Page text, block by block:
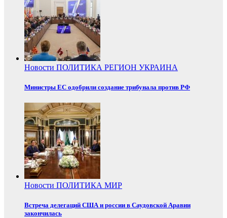
Новости ПОЛИТИКА РЕГИОН УКРАИНА
Министры ЕС одобрили создание трибунала против РФ
Новости ПОЛИТИКА МИР
Встреча делегаций США и россии в Саудовской Аравии
закончилась